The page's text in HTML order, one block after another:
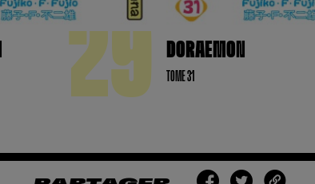
29 DORAEMON
TOME 31